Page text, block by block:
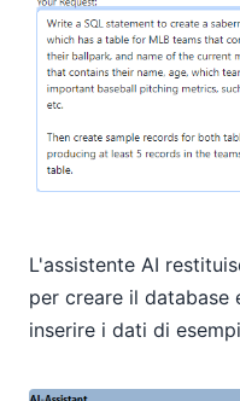
L'assistente AI
per creare il database
inserire i dati di